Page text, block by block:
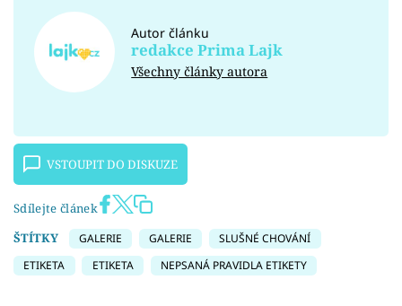
Autor článku
redakce Prima Lajk
Všechny články autora
VSTOUPIT DO DISKUZE
Sdílejte článek
ŠTÍTKY
GALERIE GALERIE
SLUŠNÉ CHOVÁNÍ
ETIKETA
ETIKETA NEPSANÁ PRAVIDLA ETIKETY